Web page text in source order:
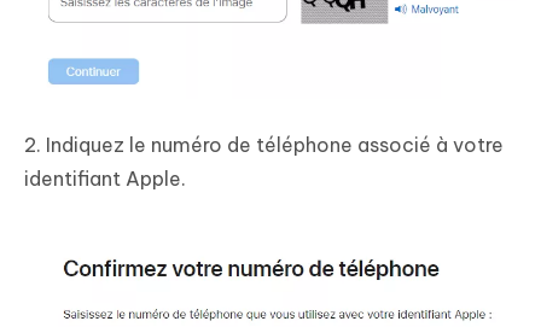
2. Indiquez le numéro de téléphone associé à votre
identifiant Apple.